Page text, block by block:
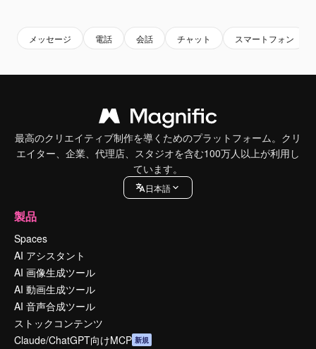
メッセージ 電話 会話 チャット スマートフォン
最高のクリエイティブ制作を導くためのプラットフォーム。クリ
エイター、企業、代理店、スタジオを含む100万人以上が利用し
ています。
日本語
製品
Spaces
AI アシスタント
AI 画像生成ツール
AI 動画生成ツール
AI 音声合成ツール
ストックコンテンツ
Claude/ChatGPT向けMCP 新規